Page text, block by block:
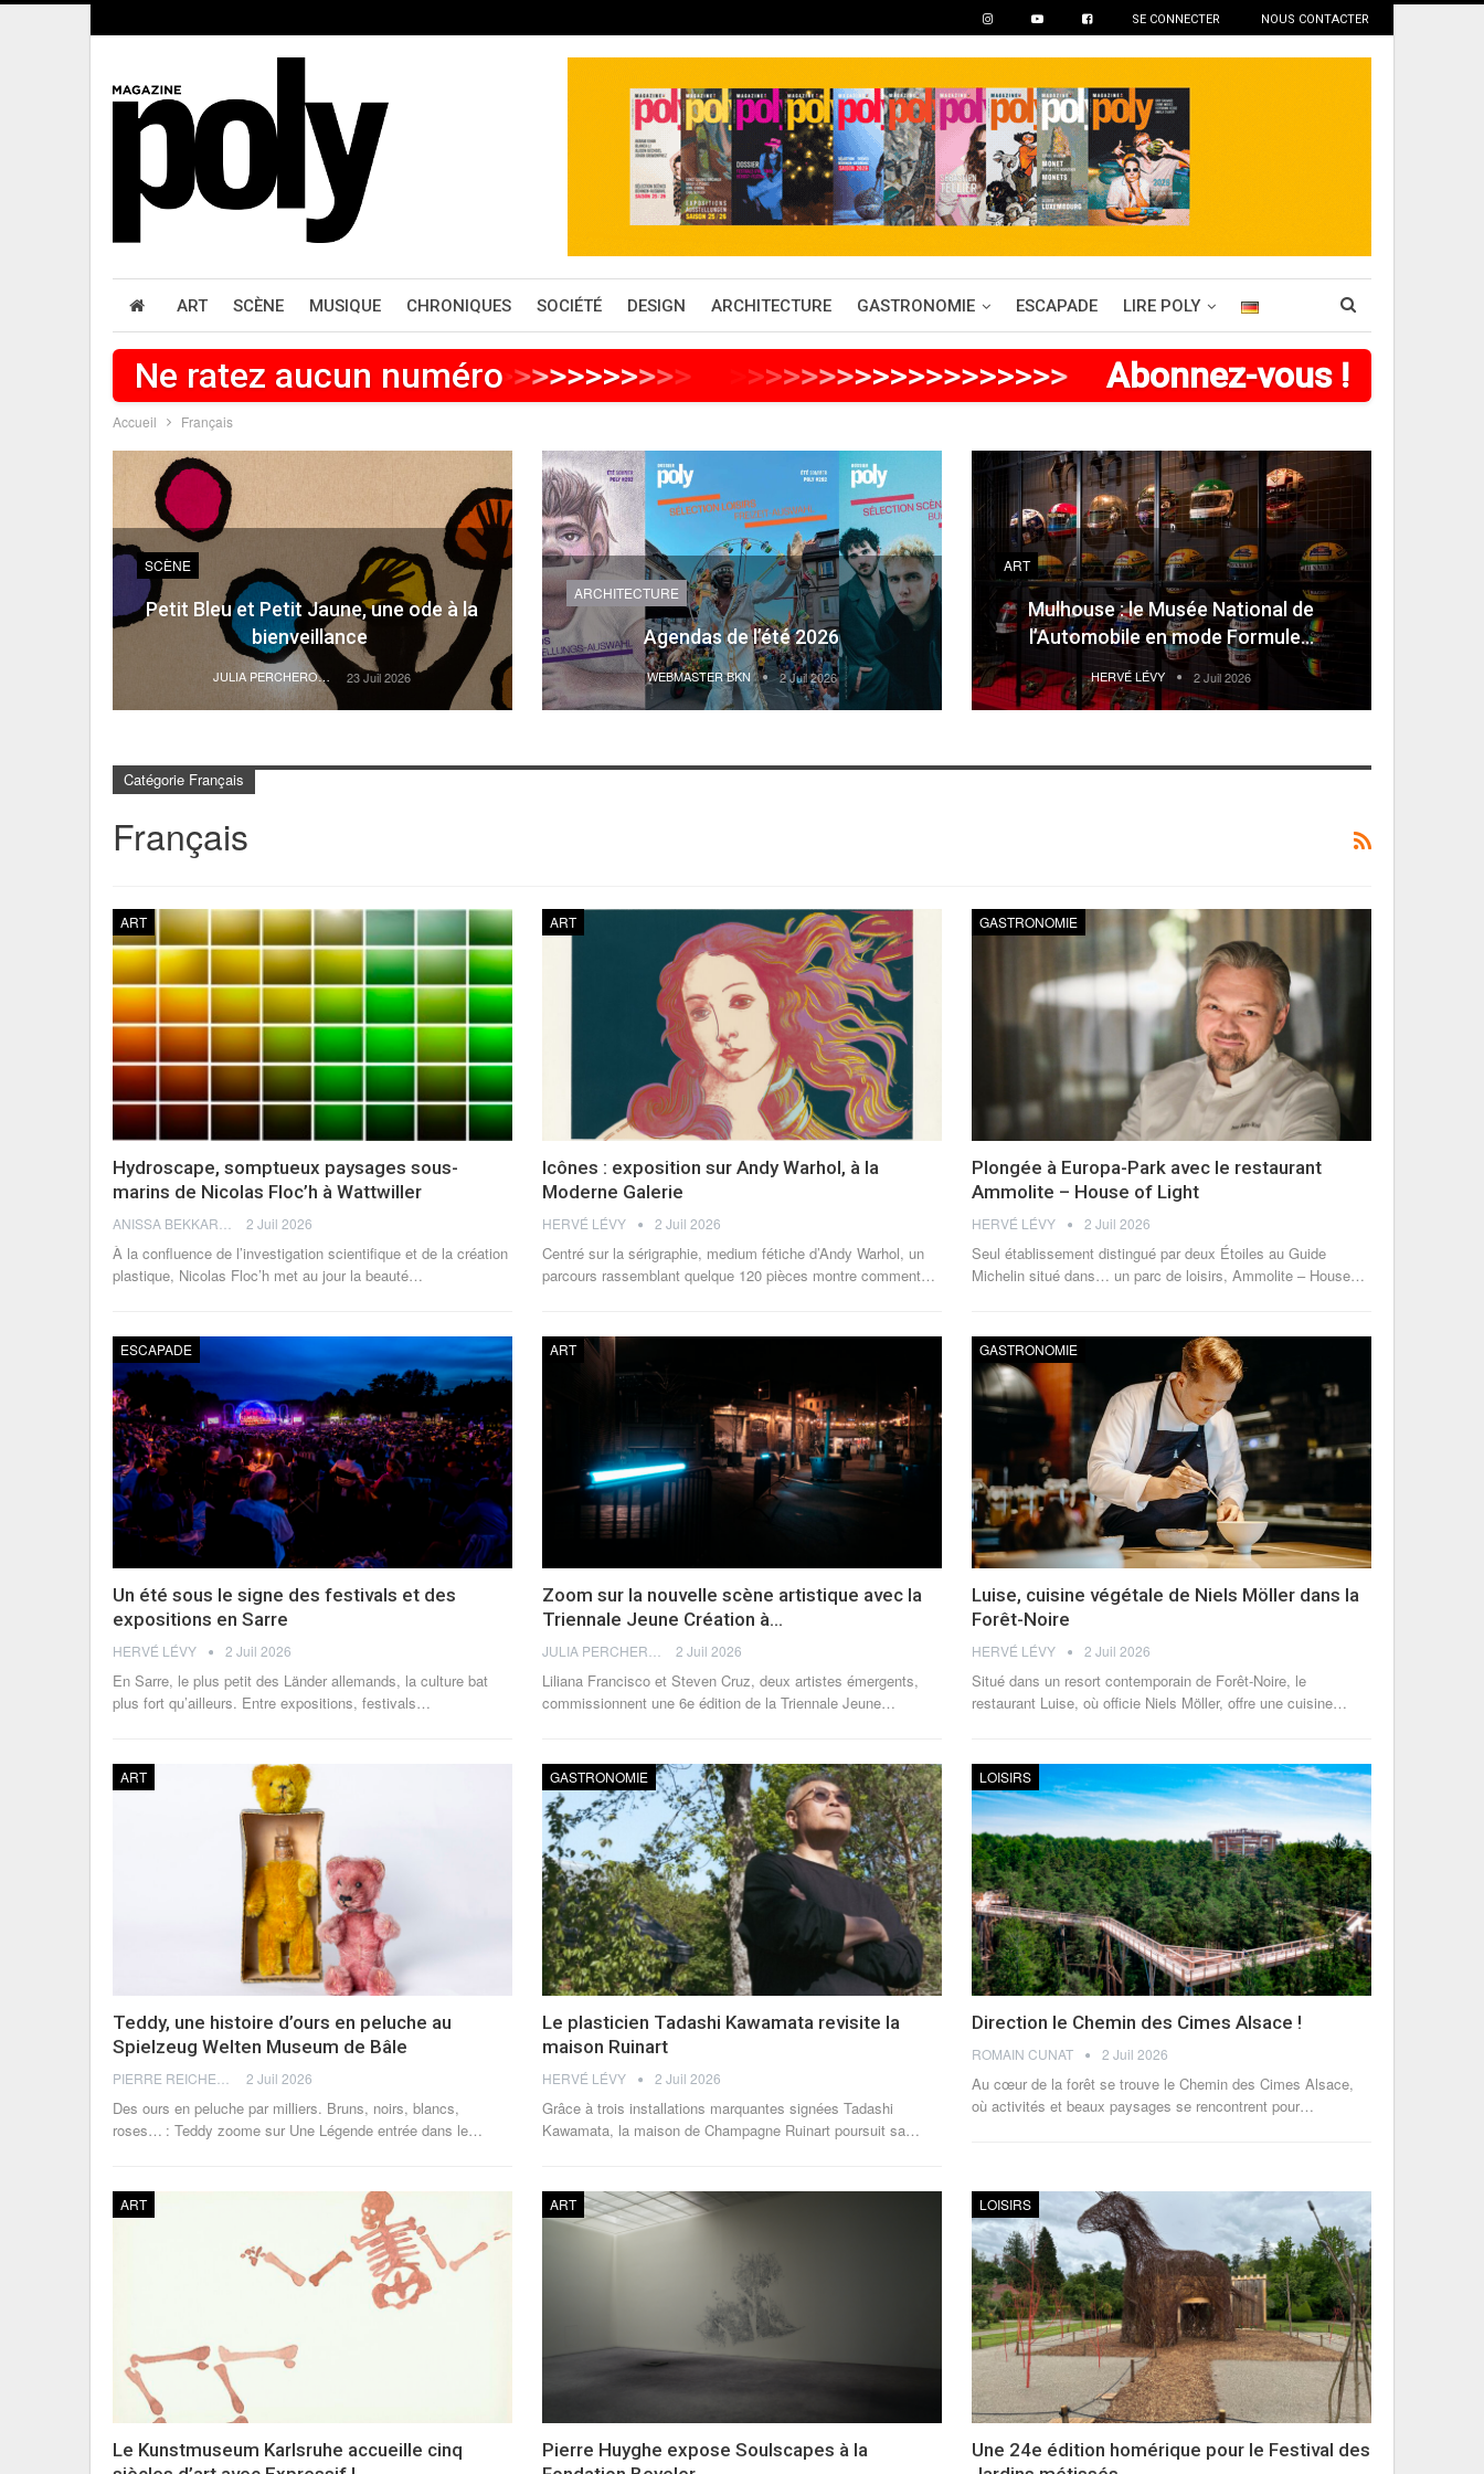
SE CONNECTER NOUS CONTACTER
ART SCÈNE MUSIQUE CHRONIQUES SOCIÉTÉ DESIGN ARCHITECTURE GASTRONOMIE ESCAPADE LIRE POLY
Ne ratez aucun numéro>>>>>>>>>>> >>>>>>>>> >>>>>>>> Abonnez-vous !
Accueil Français
SCÈNE
Petit Bleu et Petit Jaune, une ode à la
bienveillance
JULIA PERCHERON 23 Juil 2026
ARCHITECTURE
Agendas de l’été 2026
WEBMASTER BKN 2 Juil 2026
ART
Mulhouse : le Musée National de
l’Automobile en mode Formule…
HERVÉ LÉVY 2 Juil 2026
Catégorie Français
Français
ART
Hydroscape, somptueux paysages sous-
marins de Nicolas Floc’h à Wattwiller
2 Juil 2026
À la confluence de l’investigation scientifique et de la création
plastique, Nicolas Floc’h met au jour la beauté…
ART
Icônes : exposition sur Andy Warhol, à la
Moderne Galerie
HERVÉ LÉVY 2 Juil 2026
Centré sur la sérigraphie, medium fétiche d’Andy Warhol, un
parcours rassemblant quelque 120 pièces montre comment…
GASTRONOMIE
Plongée à Europa-Park avec le restaurant
Ammolite – House of Light
HERVÉ LÉVY 2 Juil 2026
Seul établissement distingué par deux Étoiles au Guide
Michelin situé dans… un parc de loisirs, Ammolite – House…
ESCAPADE
Un été sous le signe des festivals et des
expositions en Sarre
HERVÉ LÉVY 2 Juil 2026
En Sarre, le plus petit des Länder allemands, la culture bat
plus fort qu’ailleurs. Entre expositions, festivals…
ART
Zoom sur la nouvelle scène artistique avec la
Triennale Jeune Création à…
2 Juil 2026
Liliana Francisco et Steven Cruz, deux artistes émergents,
commissionnent une 6e édition de la Triennale Jeune…
GASTRONOMIE
Luise, cuisine végétale de Niels Möller dans la
Forêt-Noire
HERVÉ LÉVY 2 Juil 2026
Situé dans un resort contemporain de Forêt-Noire, le
restaurant Luise, où officie Niels Möller, offre une cuisine…
ART
Teddy, une histoire d’ours en peluche au
Spielzeug Welten Museum de Bâle
2 Juil 2026
Des ours en peluche par milliers. Bruns, noirs, blancs,
roses… : Teddy zoome sur Une Légende entrée dans le…
GASTRONOMIE
Le plasticien Tadashi Kawamata revisite la
maison Ruinart
HERVÉ LÉVY 2 Juil 2026
Grâce à trois installations marquantes signées Tadashi
Kawamata, la maison de Champagne Ruinart poursuit sa…
LOISIRS
Direction le Chemin des Cimes Alsace !
ROMAIN CUNAT 2 Juil 2026
Au cœur de la forêt se trouve le Chemin des Cimes Alsace,
où activités et beaux paysages se rencontrent pour…
ART
Le Kunstmuseum Karlsruhe accueille cinq
ART
Pierre Huyghe expose Soulscapes à la
LOISIRS
Une 24e édition homérique pour le Festival des